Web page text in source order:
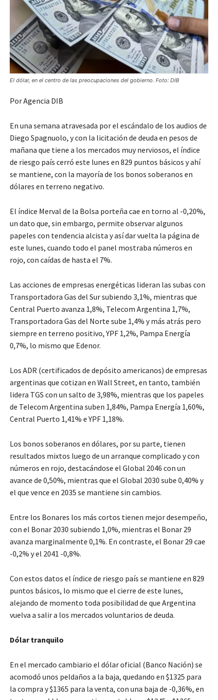
El dólar, en el centro de las preocupaciones del gobierno. Foto: DIB
Por Agencia DIB
En una semana atravesada por el escándalo de los audios de
Diego Spagnuolo, y con la licitación de deuda en pesos de
mañana que tiene a los mercados muy nerviosos, el índice
de riesgo país cerró este lunes en 829 puntos básicos y ahí
se mantiene, con la mayoría de los bonos soberanos en
dólares en terreno negativo.
El índice Merval de la Bolsa porteña cae en torno al -0,20%,
un dato que, sin embargo, permite observar algunos
papeles con tendencia alcista y así dar vuelta la página de
este lunes, cuando todo el panel mostraba números en
rojo, con caídas de hasta el 7%.
Las acciones de empresas energéticas lideran las subas con
Transportadora Gas del Sur subiendo 3,1%, mientras que
Central Puerto avanza 1,8%, Telecom Argentina 1,7%,
Transportadora Gas del Norte sube 1,4% y más atrás pero
siempre en terreno positivo, YPF 1,2%, Pampa Energía
0,7%, lo mismo que Edenor.
Los ADR (certificados de depósito americanos) de empresas
argentinas que cotizan en Wall Street, en tanto, también
lidera TGS con un salto de 3,98%, mientras que los papeles
de Telecom Argentina suben 1,84%, Pampa Energía 1,60%,
Central Puerto 1,41% e YPF 1,18%.
Los bonos soberanos en dólares, por su parte, tienen
resultados mixtos luego de un arranque complicado y con
números en rojo, destacándose el Global 2046 con un
avance de 0,50%, mientras que el Global 2030 sube 0,40% y
el que vence en 2035 se mantiene sin cambios.
Entre los Bonares los más cortos tienen mejor desempeño,
con el Bonar 2030 subiendo 1,0%, mientras el Bonar 29
avanza marginalmente 0,1%. En contraste, el Bonar 29 cae
-0,2% y el 2041 -0,8%.
Con estos datos el índice de riesgo país se mantiene en 829
puntos básicos, lo mismo que el cierre de este lunes,
alejando de momento toda posibilidad de que Argentina
vuelva a salir a los mercados voluntarios de deuda.
Dólar tranquilo
En el mercado cambiario el dólar oficial (Banco Nación) se
acomodó unos peldaños a la baja, quedando en $1325 para
la compra y $1365 para la venta, con una baja de -0,36%, en